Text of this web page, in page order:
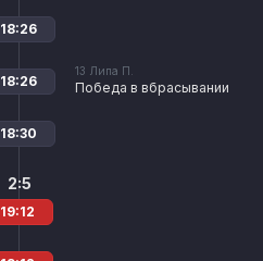
18:26
13 Липа П.
Победа в вбрасывании
18:26
18:30
2:5
19:12